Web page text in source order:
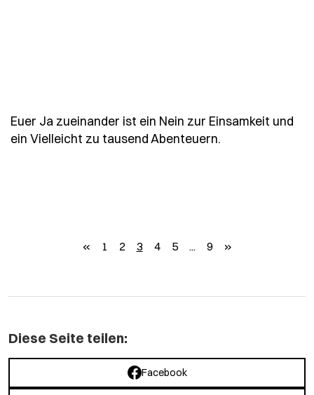
Euer Ja zueinander ist ein Nein zur Einsamkeit und
ein Vielleicht zu tausend Abenteuern.
«zurück
1 2 3 4 5 ... 9 »weiter
Diese Seite teilen:
Facebook